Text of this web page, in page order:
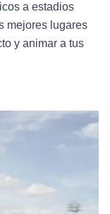
a estadios
mejores lugares
y animar a tus